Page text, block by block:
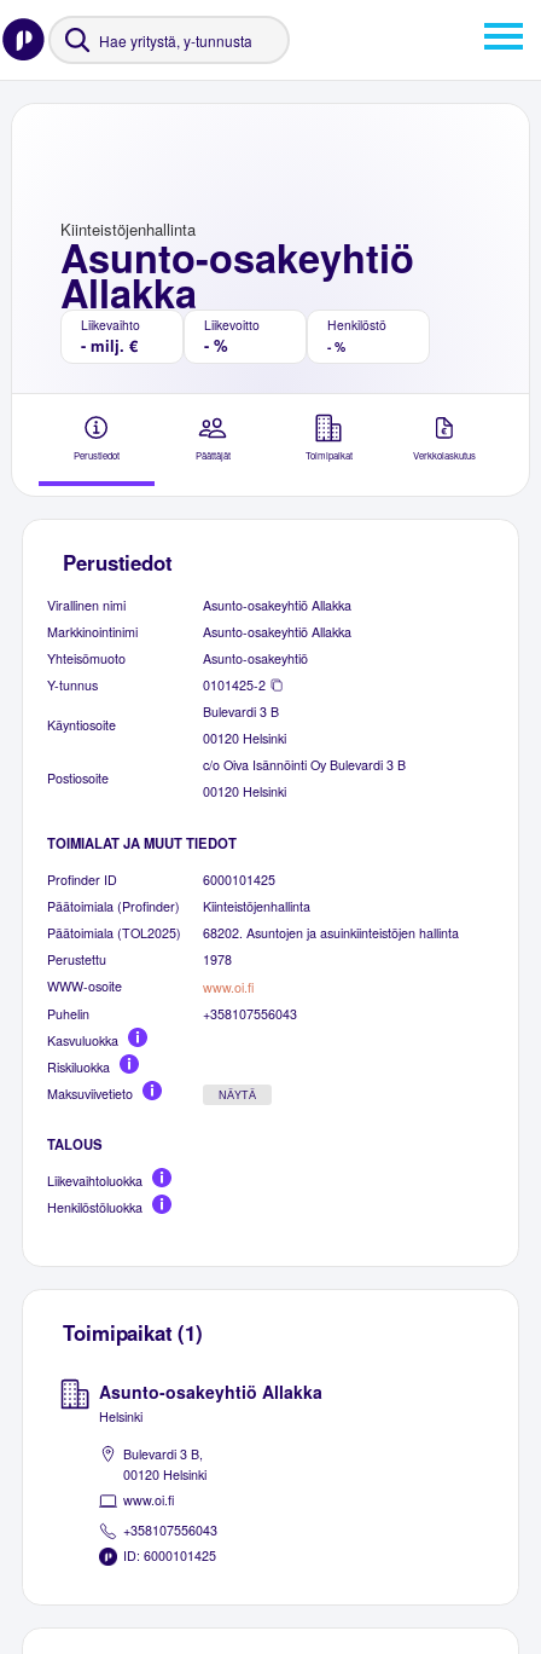
Asunto-osakeyhtiö
Allakka
Kiinteistöjenhallinta
Liikevaihto
- milj. €
Liikevoitto
- %
Henkilöstö
- %
Perustiedot Päättäjät Toimipaikat Verkkolaskutus
Perustiedot
Virallinen nimi
Asunto-osakeyhtiö Allakka
Markkinointinimi
Asunto-osakeyhtiö Allakka
Yhteisömuoto
Asunto-osakeyhtiö
Y-tunnus
0101425-2
Käyntiosoite
Bulevardi 3 B
00120 Helsinki
Postiosoite
c/o Oiva Isännöinti Oy Bulevardi 3 B
00120 Helsinki
TOIMIALAT JA MUUT TIEDOT
Profinder ID
6000101425
Päätoimiala (Profinder)
Kiinteistöjenhallinta
Päätoimiala (TOL2025)
68202. Asuntojen ja asuinkiinteistöjen hallinta
Perustettu
1978
WWW-osoite
www.oi.fi
Puhelin
+358107556043
Kasvuluokka
Riskiluokka
Maksuviivetieto
NÄYTÄ
TALOUS
Liikevaihtoluokka
Henkilöstöluokka
Toimipaikat (1)
Asunto-osakeyhtiö Allakka
Helsinki
Bulevardi 3 B,
00120 Helsinki
www.oi.fi
+358107556043
ID: 6000101425